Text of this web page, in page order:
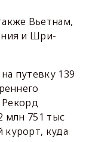
Вьетнам,
и Шри-
путевку 139
Рекорд
млн 751 тыс
куда